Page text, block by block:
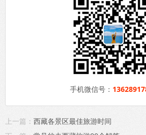
手机微信号：
上一篇： 西藏各景区最佳旅游时间